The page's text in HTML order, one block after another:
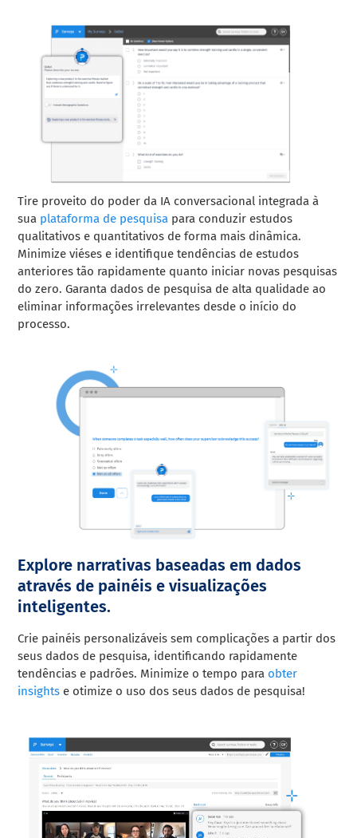
Tire proveito do poder da IA conversacional integrada à
sua plataforma de pesquisa para conduzir estudos
qualitativos e quantitativos de forma mais dinâmica.
Minimize viéses e identifique tendências de estudos
anteriores tão rapidamente quanto iniciar novas pesquisas
do zero. Garanta dados de pesquisa de alta qualidade ao
eliminar informações irrelevantes desde o início do
processo.
Explore narrativas baseadas em dados
através de painéis e visualizações
inteligentes.
Crie painéis personalizáveis sem complicações a partir dos
seus dados de pesquisa, identificando rapidamente
tendências e padrões. Minimize o tempo para obter
insights e otimize o uso dos seus dados de pesquisa!